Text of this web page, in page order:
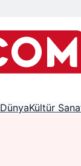
DünyaKültür